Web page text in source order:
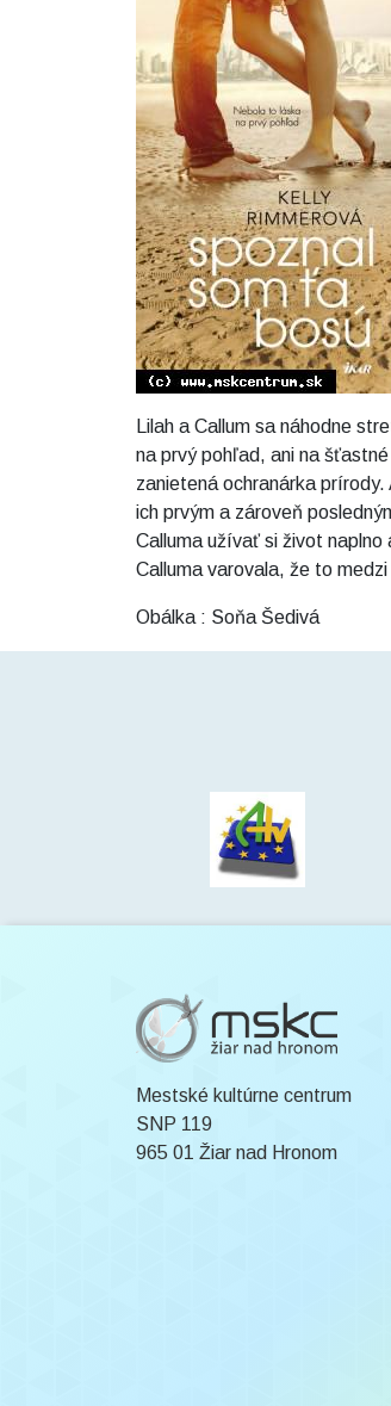
Lilah a Callum sa náhodne
na prvý pohľad, ani na
zanietená ochranárka
ich prvým a zároveň
Calluma užívať si život
Calluma varovala, že to
Obálka : Soňa Šedivá
Mestské kultúrne centrum
SNP 119
965 01 Žiar nad Hronom